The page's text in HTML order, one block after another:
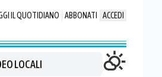
IL QUOTIDIANO ABBONATI ACCEDI
LOCALI